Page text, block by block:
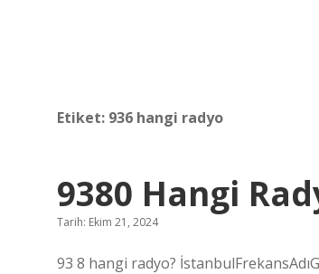
Etiket: 936 hangi radyo
9380 Hangi
Tarih: Ekim 21, 2024
93 8 hangi radyo?